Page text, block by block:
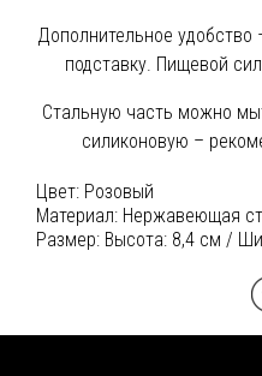
Дополнительное удобство
подставку. Пищевой
Стальную часть можно
силиконовую –
Цвет: Розовый
Материал: Нержавеющая
Размер: Высота: 8,4 см /